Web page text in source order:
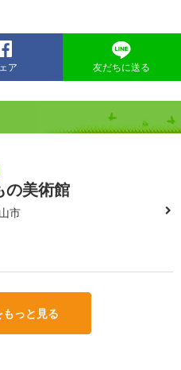
ア 友だちに送る
の美術館
市
っと見る